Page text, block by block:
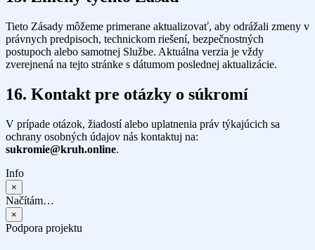
Tieto Zásady môžeme primerane aktualizovať, aby odrážali zmeny v
právnych predpisoch, technickom riešení, bezpečnostných
postupoch alebo samotnej Službe. Aktuálna verzia je vždy
zverejnená na tejto stránke s dátumom poslednej aktualizácie.
16. Kontakt pre otázky o súkromí
V prípade otázok, žiadostí alebo uplatnenia práv týkajúcich sa
ochrany osobných údajov nás kontaktuj na:
sukromie@kruh.online.
Info
×
Načítám…
×
Podpora projektu